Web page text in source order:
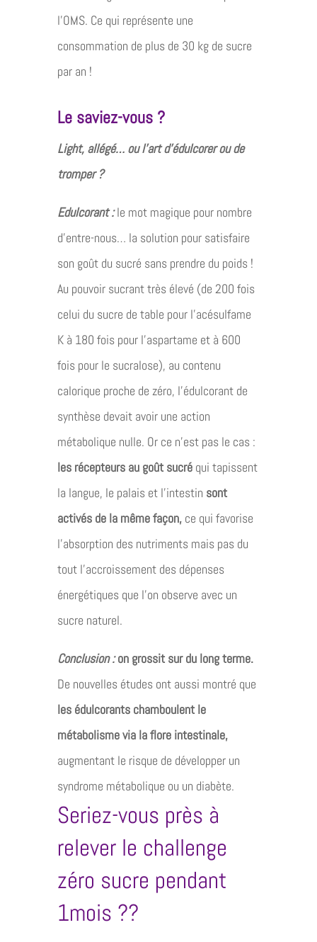
l’OMS. Ce qui représente une
consommation de plus de 30 kg de sucre
par an !
Le saviez-vous ?
Light, allégé… ou l’art d’édulcorer ou de
tromper ?
Edulcorant :le mot magique pour nombre
d’entre-nous… la solution pour satisfaire
son goût du sucré sans prendre du poids !
Au pouvoir sucrant très élevé (de 200 fois
celui du sucre de table pour l’acésulfame
K à 180 fois pour l’aspartame et à 600
fois pour le sucralose), au contenu
calorique proche de zéro, l’édulcorant de
synthèse devait avoir une action
métabolique nulle. Or ce n’est pas le cas :
les récepteurs au goût sucréqui tapissent
la langue, le palais et l’intestin sont
activés de la même façon,ce qui favorise
l’absorption des nutriments mais pas du
tout l’accroissement des dépenses
énergétiques que l’on observe avec un
sucre naturel.
Conclusion : on grossit sur du long terme.
De nouvelles études ont aussi montré que
les édulcorants chamboulent le
métabolisme via la flore intestinale,
augmentant le risque de développer un
syndrome métabolique ou un diabète.
Seriez-vous près à
relever le challenge
zéro sucre pendant
1mois ??